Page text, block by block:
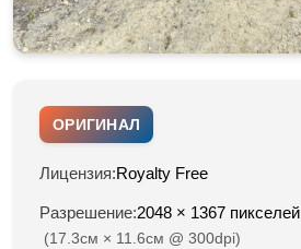
ОРИГИНАЛ
Лицензия:Royalty Free
Разрешение:2048 × 1367 пикселей
(17.3см × 11.6см @ 300dpi)